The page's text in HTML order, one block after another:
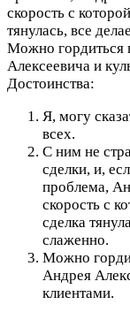
скорость с
тянулась, все
Можно гордиться
Алексеевича и
Достоинства:
Я, могу
всех.
С ним не
сделки, и,
проблема,
скорость с
сделка
слаженно.
Можно
Андрея
клиентами.